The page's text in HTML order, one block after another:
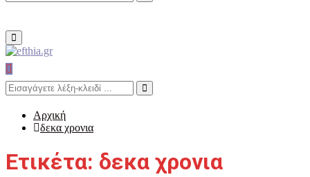
Search
Primary
Menu
Search
for:
Search
Αρχική
δεκα χρονια
Ετικέτα: δεκα χρονια